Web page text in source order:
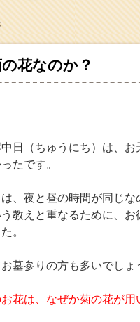
花なのか？
日（ちゅうにち）は、お
たです。
、夜と昼の時間が同じな
う教えと重なるために、お
。
墓参りの方も多いでしょ
花は、なぜか菊の花が用